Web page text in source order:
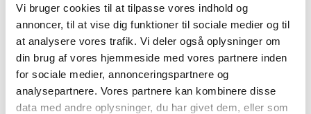
Vi bruger cookies til at tilpasse vores indhold og
annoncer, til at vise dig funktioner til sociale medier og til
at analysere vores trafik. Vi deler også oplysninger om
din brug af vores hjemmeside med vores partnere inden
for sociale medier, annonceringspartnere og
analysepartnere. Vores partnere kan kombinere disse
data med andre oplysninger, du har givet dem, eller som
fod – det vil sige følger jægeren ved siden, som om
den var i snor. Det sker, at der anvendes løse
hunde ved trampejagt, men kun hvis
bevoksningen er meget tæt. Hvis hundene får lov
til at løbe løs, vil de ofte støde vildt uden for
skudhold eller komme i vejen for et sikkert skud.